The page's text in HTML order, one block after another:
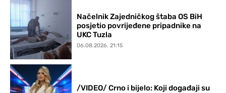
Načelnik Zajedničkog štaba OS BiH
posjetio povrijeđene pripadnike na
UKC Tuzla
06.08.2026. 21:15
/VIDEO/ Crno i bijelo: Koji događaji su